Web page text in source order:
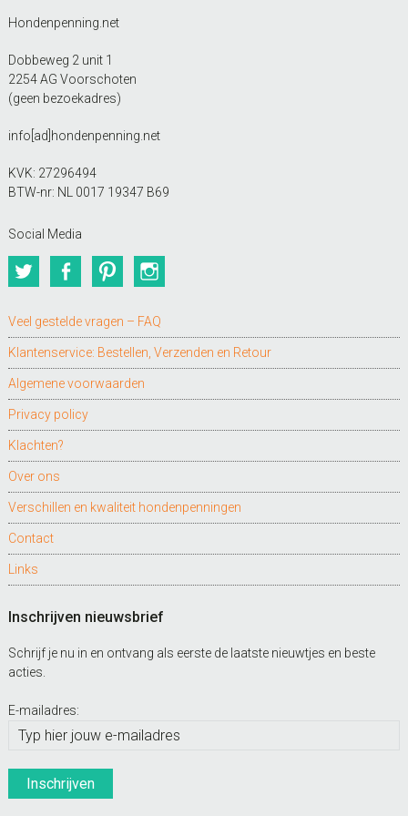
Hondenpenning.net
Dobbeweg 2 unit 1
2254 AG Voorschoten
(geen bezoekadres)
info[ad]hondenpenning.net
KVK: 27296494
BTW-nr: NL 0017 19347 B69
Social Media
TwitterFacebookPinterest
Veel gestelde vragen – FAQ
Klantenservice: Bestellen, Verzenden en Retour
Algemene voorwaarden
Privacy policy
Klachten?
Over ons
Verschillen en kwaliteit hondenpenningen
Contact
Links
Inschrijven nieuwsbrief
Schrijf je nu in en ontvang als eerste de laatste nieuwtjes en beste
acties.
E-mailadres: